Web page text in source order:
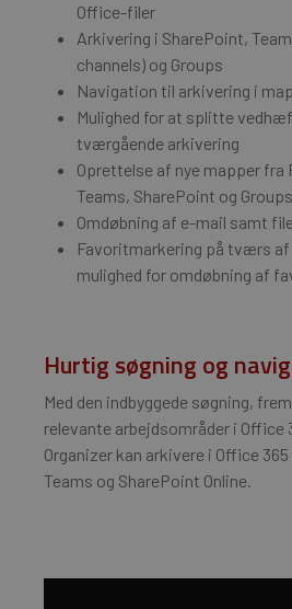
Office-filer
Arkivering i SharePoint,
channels) og Groups
Navigation til arkivering i
Mulighed for at splitte
tværgående arkivering
Oprettelse af nye mapper fra
Teams, SharePoint og Groups
Omdøbning af e-mail samt
Favoritmarkering på tværs
mulighed for omdøbning af
Hurtig søgning og
Med den indbyggede søgning,
relevante arbejdsområder i Office
Organizer kan arkivere i Office
Teams og SharePoint Online.